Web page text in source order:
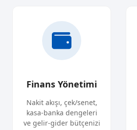
Finans Yönetimi
Nakit akışı, çek/senet,
kasa-banka dengeleri
ve gelir-gider bütçenizi